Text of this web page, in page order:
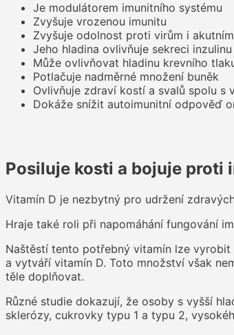
Je modulátorem imunitního systému
Zvyšuje vrozenou imunitu
Zvyšuje odolnost proti virům i
Jeho hladina ovlivňuje sekreci
Může ovlivňovat hladinu krevního
Potlačuje nadměrné množení buněk
Ovlivňuje zdraví kostí a svalů spolu s
Dokáže snížit autoimunitní odpověď
Posiluje kosti a bojuje proti
Vitamín D je nezbytný pro udržení
Hraje také roli při napomáhání fungování
Naštěstí tento potřebný vitamín lze
a vytváří vitamín D. Toto množství však
těle doplňovat.
Různé studie dokazují, že osoby s vyšší
sklerózy, cukrovky typu 1 a typu 2,